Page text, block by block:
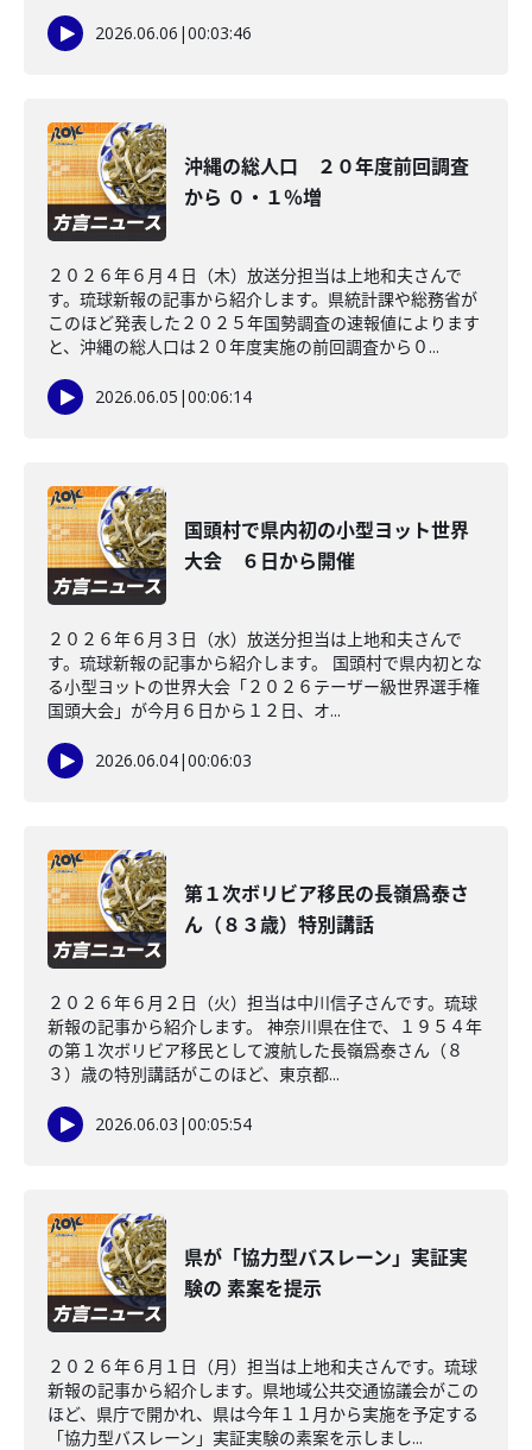
2026.06.06 |00:03:46
沖縄の総人口 ２０年度前回調査
から ０・１％増
２０２６年６月４日（木）放送分担当は上地和夫さんで
す。琉球新報の記事から紹介します。県統計課や総務省が
このほど発表した２０２５年国勢調査の速報値によります
と、沖縄の総人口は２０年度実施の前回調査から０...
2026.06.05 |00:06:14
国頭村で県内初の小型ヨット世界
大会 ６日から開催
２０２６年６月３日（水）放送分担当は上地和夫さんで
す。琉球新報の記事から紹介します。 国頭村で県内初とな
る小型ヨットの世界大会「２０２６テーザー級世界選手権
国頭大会」が今月６日から１２日、オ...
2026.06.04|00:06:03
第１次ボリビア移民の長嶺爲泰さ
ん（８３歳）特別講話
２０２６年６月２日（火）担当は中川信子さんです。琉球
新報の記事から紹介します。 神奈川県在住で、１９５４年
の第１次ボリビア移民として渡航した長嶺爲泰さん（８
３）歳の特別講話がこのほど、東京都...
2026.06.03 |00:05:54
県が「協力型バスレーン」実証実
験の 素案を提示
２０２６年６月１日（月）担当は上地和夫さんです。琉球
新報の記事から紹介します。県地域公共交通協議会がこの
ほど、県庁で開かれ、県は今年１１月から実施を予定する
「協力型バスレーン」実証実験の素案を示しまし...